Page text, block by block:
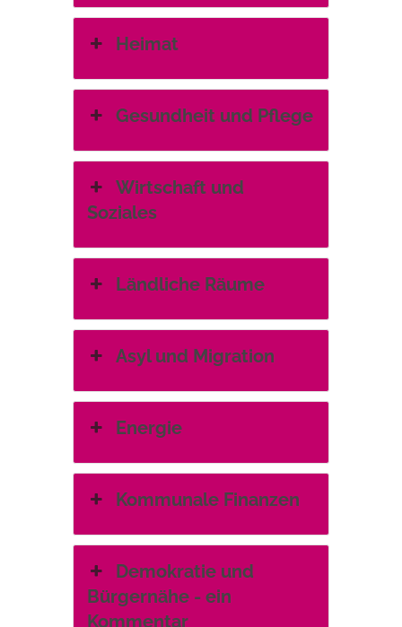
Heimat
Gesundheit und Pflege
Wirtschaft und
Soziales
Ländliche Räume
Asyl und Migration
Energie
Kommunale Finanzen
Demokratie und
Bürgernähe - ein
Kommentar